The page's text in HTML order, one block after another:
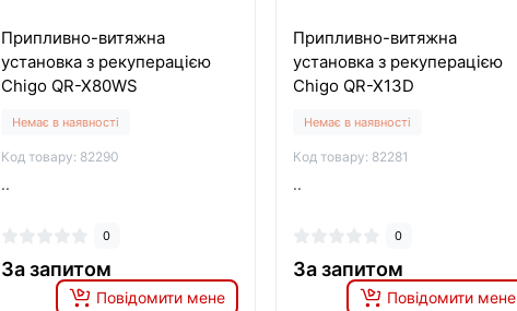
Припливно-витяжна
установка з рекуперацією
Chigo QR-X80WS
Немає в наявності
Код товару: 82290
..
0
За запитом
Повідомити мене
Припливно-витяжна
установка з рекуперацією
Chigo QR-X13D
Немає в наявності
Код товару: 82281
..
0
За запитом
Повідомити мене